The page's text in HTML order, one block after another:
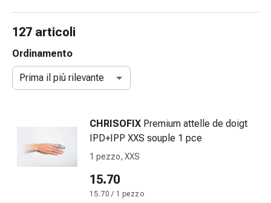
gola
Tosse
e
bronchite
accessori
Detergente
il
Tessuti
127 articoli
Ordinamento
Prima il più rilevante
CHRISOFIX Premium attelle de doigt
IPD+IPP XXS souple 1 pce
1 pezzo, XXS
15.70
15.70 / 1 pezzo